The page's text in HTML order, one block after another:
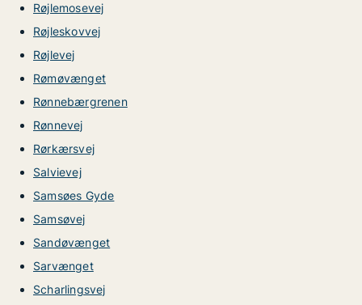
Røjlemosevej
Røjleskovvej
Røjlevej
Rømøvænget
Rønnebærgrenen
Rønnevej
Rørkærsvej
Salvievej
Samsøes Gyde
Samsøvej
Sandøvænget
Sarvænget
Scharlingsvej